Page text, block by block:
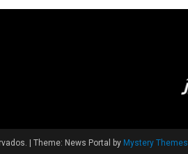
Theme: News Portal by Mystery Themes